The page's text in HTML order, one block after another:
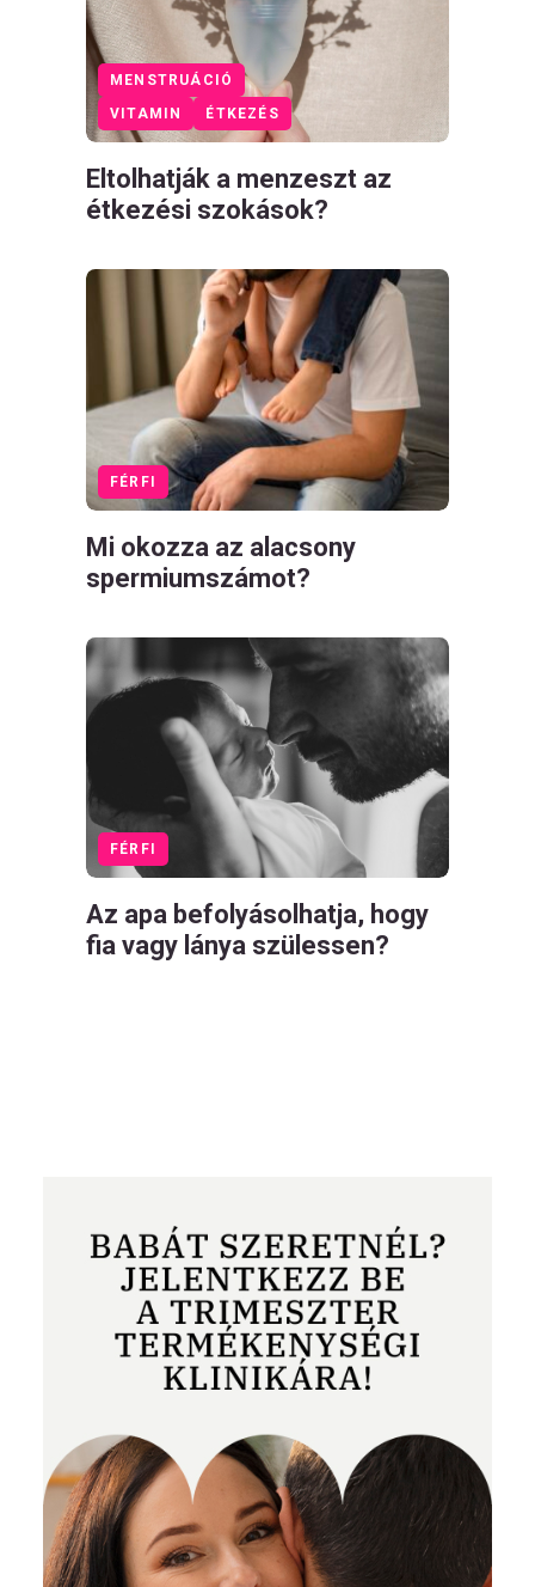
VITAMIN ÉTKEZÉS
MENSTRUÁCIÓ
Eltolhatják a menzeszt az
étkezési szokások?
FÉRFI
Mi okozza az alacsony
spermiumszámot?
FÉRFI
Az apa befolyásolhatja, hogy
fia vagy lánya szülessen?